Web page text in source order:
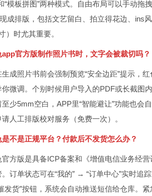
“模板拼图”两种模式。自由布局可以手动
成排版，包括文艺留白、拍立得花边、ins
）时尤其重要。
官方版制作照片书时，文字会被裁切吗？
成照片书前会强制预览“安全边距”提示，
微调。个别时候用户导入的PDF或长截图
至少5mm空白，APP里“智能避让”功能也会
人工排版校对服务（免费一次）。
不是正规平台？付款后不发货怎么办？
官方版是具备ICP备案和《增值电信业务经
订单状态可在“我的” → “订单中心”实时追
发货”按钮，系统会自动推送短信给仓库。